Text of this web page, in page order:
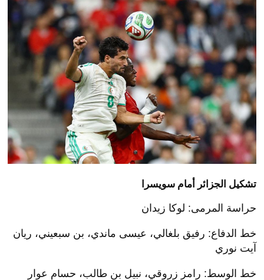
تشكيل الجزائر أمام سويسرا
حراسة المرمى: لوكا زيدان
خط الدفاع: رفيق بلغالي، عيسى ماندي، بن سبعيني، ريان
آيت نوري
خط الوسط: رامز زروقي، نبيل بن طالب، حسام عوار